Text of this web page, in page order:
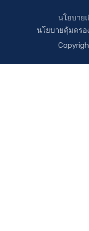
นโยบาย
นโยบายคุ้มคร